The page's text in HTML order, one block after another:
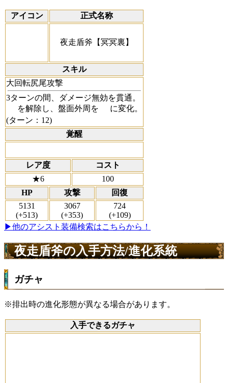
アイコン 正式名称
夜走盾斧【冥冥裏】
スキル
大回転尻尾攻撃
3ターンの間、ダメージ無効を貫通。
を解除し、盤面外周を
に変化。
(ターン：12)
覚醒
レア度
コスト
★6
100
HP
攻撃
回復
5131
(+513)
3067
(+353)
724
(+109)
▶他のアシスト装備検索はこちらから！
夜走盾斧の入手方法/進化系統
ガチャ
※排出時の進化形態が異なる場合があります。
入手できるガチャ